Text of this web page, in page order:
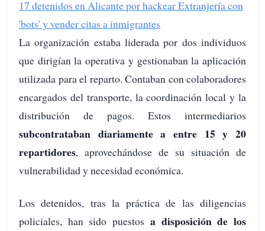
17 detenidos en Alicante por hackear Extranjería con
'bots' y vender citas a inmigrantes
La organización estaba liderada por dos individuos
que dirigían la operativa y gestionaban la aplicación
utilizada para el reparto. Contaban con colaboradores
encargados del transporte, la coordinación local y la
distribución de pagos. Estos intermediarios
subcontrataban diariamente a entre 15 y 20
repartidores, aprovechándose de su situación de
vulnerabilidad y necesidad económica.
Los detenidos, tras la práctica de las diligencias
policiales, han sido puestos a disposición de los